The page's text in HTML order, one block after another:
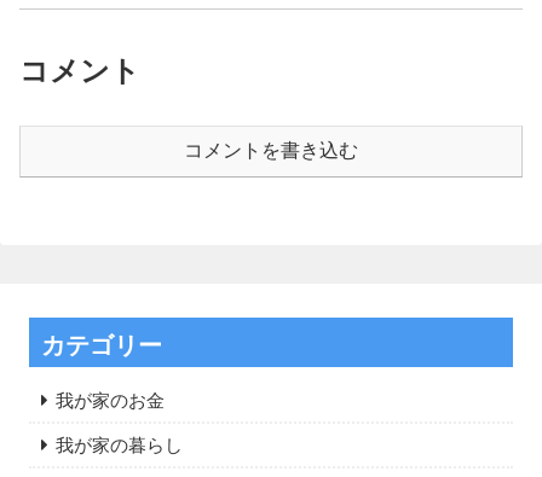
コメント
コメントを書き込む
カテゴリー
我が家のお金
我が家の暮らし